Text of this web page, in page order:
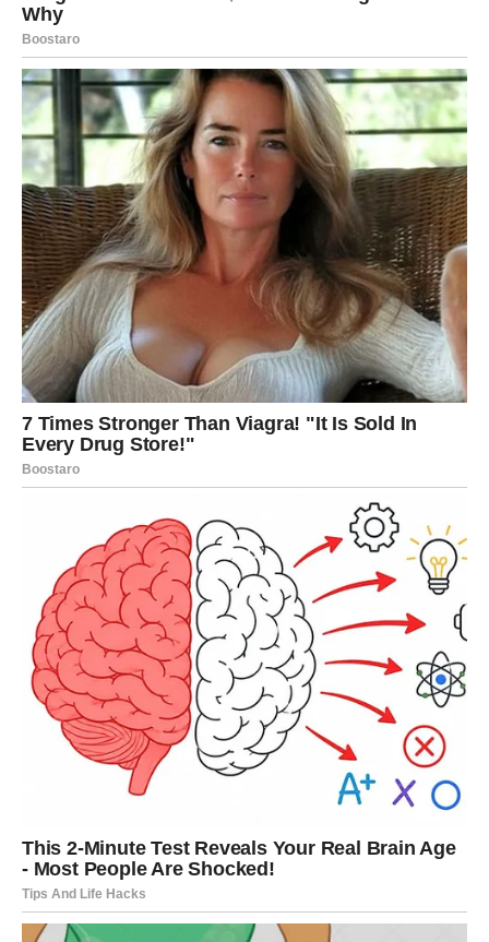
BIK – stabilnost i lepe vesti
Bikovi ulaze u fazu u kojoj stvari počinju da se stabilizuju.
Posle perioda neizvesnosti dolaze dani kada ćete osećati
više sigurnosti i mira.
Moguća je dobra vest vezana za finansije ili posao. U
ljubavi dolazi više nežnosti i razumevanja, a slobodni
Bikovi mogu upoznati osobu koja donosi osećaj
sigurnosti.
BLIZANCI – iznenađenja sudbine
Blizanci ulaze u period neočekivanih susreta i zanimljivih
događaja. Moguće je da ćete upoznati osobu koja će
promeniti način na koji gledate na ljubav ili život.
Na poslovnom planu dolazi inspiracija za nove planove.
Važno je da verujete svojim idejama jer one mogu doneti
uspeh.
RAK – nagrada za strpljenje
Rakovi ulaze u period u kojem sudbina vraća ono što su
dugo čekali. Vaša emotivnost i briga za druge sada mogu
doneti lepe trenutke i priznanje.
U ljubavi dolazi više topline i bliskosti. Ako ste u vezi,
odnos sa partnerom može postati stabilniji. Slobodni
Rakovi mogu upoznati osobu koja ih razume na dubokom
nivou.